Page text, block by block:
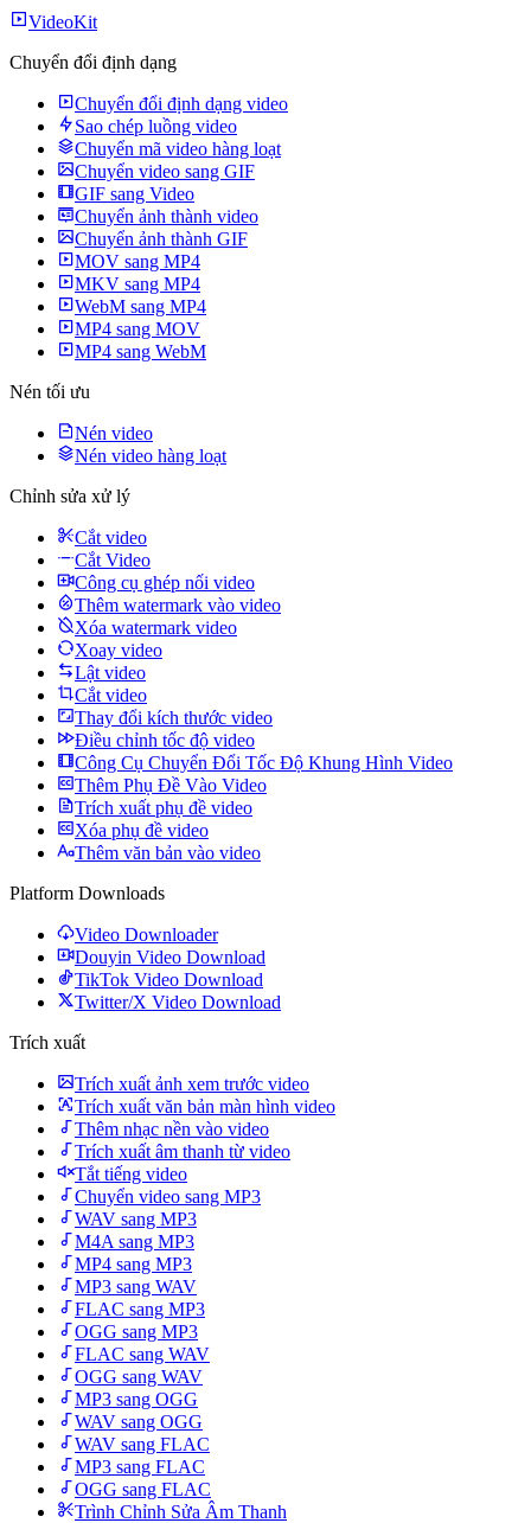
VideoKit
Chuyển đổi định dạng
Chuyển đổi định dạng video
Sao chép luồng video
Chuyển mã video hàng loạt
Chuyển video sang GIF
GIF sang Video
Chuyển ảnh thành video
Chuyển ảnh thành GIF
MOV sang MP4
MKV sang MP4
WebM sang MP4
MP4 sang MOV
MP4 sang WebM
Nén tối ưu
Nén video
Nén video hàng loạt
Chỉnh sửa xử lý
Cắt video
Cắt Video
Công cụ ghép nối video
Thêm watermark vào video
Xóa watermark video
Xoay video
Lật video
Cắt video
Thay đổi kích thước video
Điều chỉnh tốc độ video
Công Cụ Chuyển Đổi Tốc Độ Khung Hình Video
Thêm Phụ Đề Vào Video
Trích xuất phụ đề video
Xóa phụ đề video
Thêm văn bản vào video
Platform Downloads
Video Downloader
Douyin Video Download
TikTok Video Download
Twitter/X Video Download
Trích xuất
Trích xuất ảnh xem trước video
Trích xuất văn bản màn hình video
Thêm nhạc nền vào video
Trích xuất âm thanh từ video
Tắt tiếng video
Chuyển video sang MP3
WAV sang MP3
M4A sang MP3
MP4 sang MP3
MP3 sang WAV
FLAC sang MP3
OGG sang MP3
FLAC sang WAV
OGG sang WAV
MP3 sang OGG
WAV sang OGG
WAV sang FLAC
MP3 sang FLAC
OGG sang FLAC
Trình Chỉnh Sửa Âm Thanh